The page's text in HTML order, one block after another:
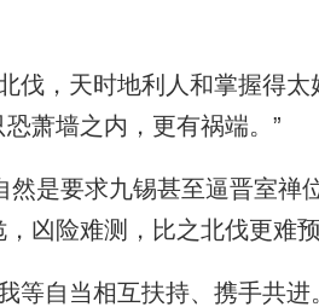
伐，天时地利人和掌握得太
萧墙之内，更有祸端。”
是要求九锡甚至逼晋室禅
，凶险难测，比之北伐更
自当相互扶持、携手共进